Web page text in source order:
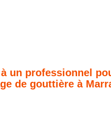
un professionnel
de gouttière à